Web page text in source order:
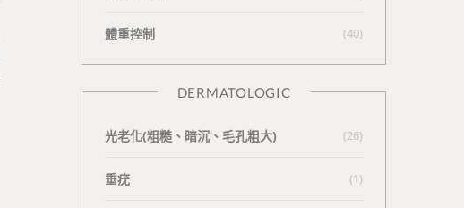
體重控制 (40)
DERMATOLOGIC
光老化(粗糙、暗沉、毛孔粗大) (26)
垂疣 (1)